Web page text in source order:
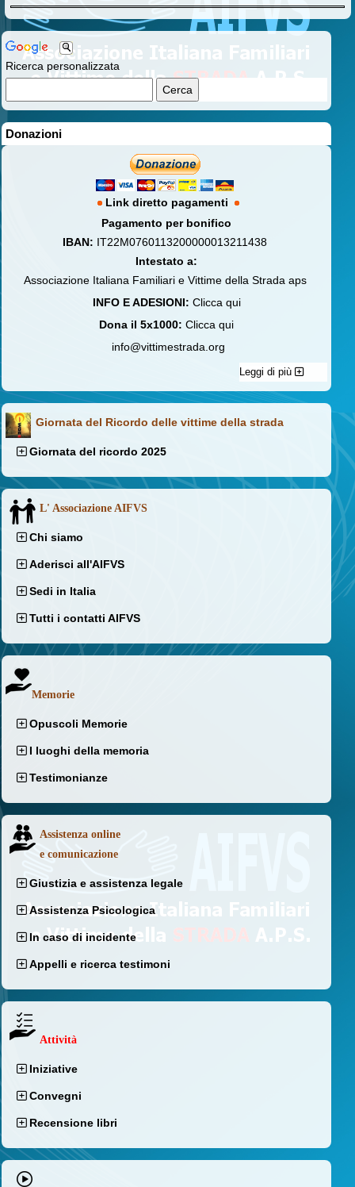
Ricerca personalizzata
Donazioni
Link diretto pagamenti
Pagamento per bonifico
IBAN: IT22M0760113200000013211438
Intestato a:
Associazione Italiana Familiari e Vittime della Strada aps
INFO E ADESIONI: Clicca qui
Dona il 5x1000: Clicca qui
info@vittimestrada.org
Leggi di più
Giornata del Ricordo delle vittime della strada
Giornata del ricordo 2025
L' Associazione AIFVS
Chi siamo
Aderisci all'AIFVS
Sedi in Italia
Tutti i contatti AIFVS
Memorie
Opuscoli Memorie
I luoghi della memoria
Testimonianze
Assistenza online
e comunicazione
Giustizia e assistenza legale
Assistenza Psicologica
In caso di incidente
Appelli e ricerca testimoni
Attività
Iniziative
Convegni
Recensione libri